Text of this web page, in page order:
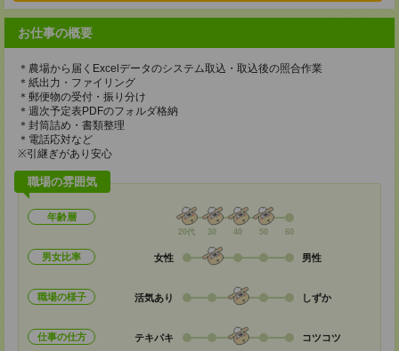
お仕事の概要
＊農場から届くExcelデータのシステム取込・取込後の照合作業
＊紙出力・ファイリング
＊郵便物の受付・振り分け
＊週次予定表PDFのフォルダ格納
＊封筒詰め・書類整理
＊電話応対など
※引継ぎがあり安心
職場の雰囲気
年齢層
20代 30 40 50 60
男女比率 女性 男性
職場の様子 活気あり しずか
仕事の仕方 テキパキ コツコツ